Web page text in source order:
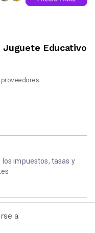
Juguete Educativo
los impuestos, tasas y
a